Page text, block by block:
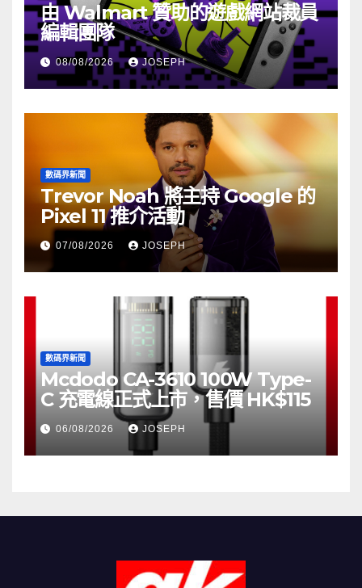
由 Walmart 贊助的遊戲網站裁員
編輯團隊
08/08/2026 JOSEPH
數碼界新聞
Trevor Noah 將主持 Google 的
Pixel 11 推介活動
07/08/2026 JOSEPH
數碼界新聞
Mcdodo CA-3610 100W Type-
C 充電線正式上市，售價 HK$115
06/08/2026 JOSEPH